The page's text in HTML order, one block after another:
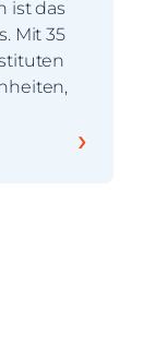
ist das
Mit 35
›